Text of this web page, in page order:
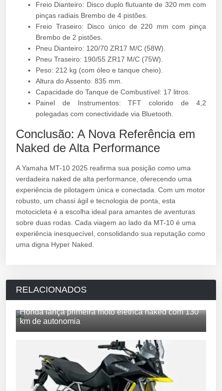
Freio Dianteiro: Disco duplo flutuante de 320 mm com
pinças radiais Brembo de 4 pistões.
Freio Traseiro: Disco único de 220 mm com pinça
Brembo de 2 pistões.
Pneu Dianteiro: 120/70 ZR17 M/C (58W).
Pneu Traseiro: 190/55 ZR17 M/C (75W).
Peso: 212 kg (com óleo e tanque cheio).
Altura do Assento: 835 mm.
Capacidade do Tanque de Combustível: 17 litros.
Painel de Instrumentos: TFT colorido de 4,2
polegadas com conectividade via Bluetooth.
Conclusão: A Nova Referência em
Naked de Alta Performance
A Yamaha MT-10 2025 reafirma sua posição como uma
verdadeira naked de alta performance, oferecendo uma
experiência de pilotagem única e conectada. Com um motor
robusto, um chassi ágil e tecnologia de ponta, esta
motocicleta é a escolha ideal para amantes de aventuras
sobre duas rodas. Cada viagem ao lado da MT-10 é uma
experiência inesquecível, consolidando sua reputação como
uma digna Hyper Naked.
RELACIONADOS
Honda lança primeira moto elétrica naked com 130
km de autonomia